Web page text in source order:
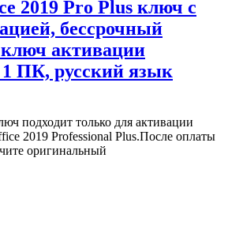
2019 Pro Plus ключ с
бессрочный
активации
ПК, русский язык
подходит только для активации
2019 Professional Plus.После оплаты
оригинальный